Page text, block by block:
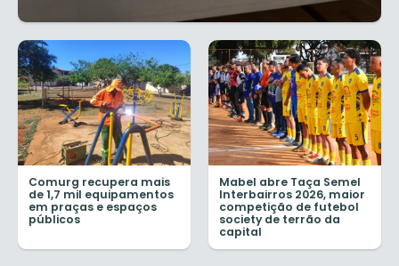
Comurg recupera mais
de 1,7 mil equipamentos
em praças e espaços
públicos
Mabel abre Taça Semel
Interbairros 2026, maior
competição de futebol
society de terrão da
capital